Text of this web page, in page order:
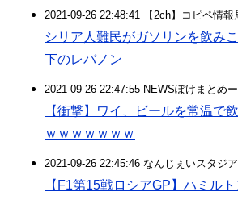
2021-09-26 22:48:41 【2ch】コピペ情報
シリア人難民がガソリンを飲み
下のレバノン
2021-09-26 22:47:55 NEWSぽけまとめ
【衝撃】ワイ、ビールを常温で
ｗｗｗｗｗｗｗ
2021-09-26 22:45:46 なんじぇいスタジ
【F1第15戦ロシアGP】ハミル